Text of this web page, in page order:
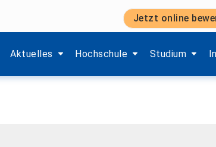
Jetzt online
Aktuelles
Zeige Menü-Unterpunkte von 'Aktuelles'.
Hochschule
Zeige Menü-Unterpunkte von
Studium
Zeige Menü-